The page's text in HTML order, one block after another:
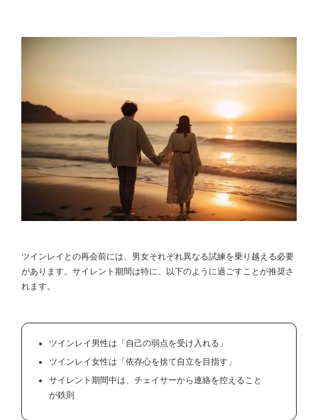
ツインレイとの再会前には、男女それぞれ異なる試練を乗り越える必要
があります。サイレント期間は特に、以下のように過ごすことが推奨さ
れます。
ツインレイ男性は「自己の弱点を受け入れる」
ツインレイ女性は「依存心を捨て自立を目指す」
サイレント期間中は、チェイサーから連絡を控えること
が鉄則